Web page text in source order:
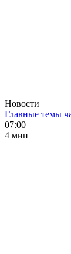
Новости
Главные темы
07:00
4 мин